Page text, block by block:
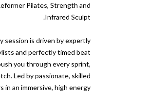
Pilates, Strength and
Infrared Sculpt.
session is driven by expertly
and perfectly timed beat
you through every sprint,
Led by passionate, skilled
in an immersive, high energy